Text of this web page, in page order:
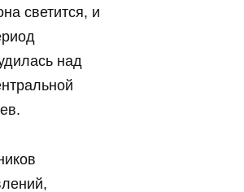
светится, и
над